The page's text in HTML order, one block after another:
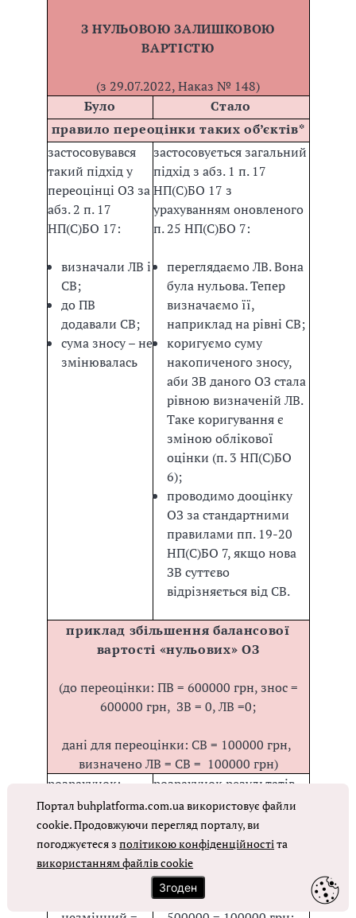
З НУЛЬОВОЮ ЗАЛИШКОВОЮ
ВАРТІСТЮ
(з 29.07.2022, Наказ № 148)
Було
Стало
правило переоцінки таких об’єктів*
застосовувався
такий підхід у
переоцінці ОЗ за
абз. 2 п. 17
НП(С)БО 17:
визначали ЛВ і
СВ;
до ПВ
додавали СВ;
сума зносу – не
змінювалась
застосовується загальний
підхід з абз. 1 п. 17
НП(С)БО 17 з
урахуванням оновленого
п. 25 НП(С)БО 7:
переглядаємо ЛВ. Вона
була нульова. Тепер
визначаємо її,
наприклад на рівні СВ;
коригуємо суму
накопиченого зносу,
аби ЗВ даного ОЗ стала
рівною визначеній ЛВ.
Таке коригування є
зміною облікової
оцінки (п. 3 НП(С)БО
6);
проводимо дооцінку
ОЗ за стандартними
правилами пп. 19-20
НП(С)БО 7, якщо нова
ЗВ суттєво
відрізняється від СВ.
приклад збільшення балансової
вартості «нульових» ОЗ
(до переоцінки: ПВ = 600000 грн, знос =
600000 грн, ЗВ = 0, ЛВ =0;
дані для переоцінки: СВ = 100000 грн,
визначено ЛВ = СВ = 100000 грн)
розрахунок:
нова ПВ =
600000 +
100000 =
розрахунок результатів
зміни облікової оцінки:
знос відкоригований =
600000 – 100000 =
500000 грн;
нова ЗВ = 600000 –
Портал buhplatforma.com.ua використовує файли
cookie. Продовжуючи перегляд порталу, ви
погоджуєтеся зполітикою конфіденційностіта
використанням файлів cookie
Згоден